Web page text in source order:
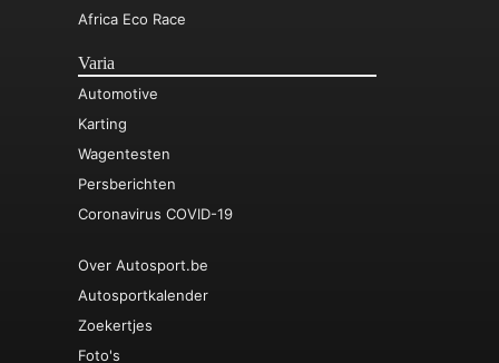
Africa Eco Race
Varia
Automotive
Karting
Wagentesten
Persberichten
Coronavirus COVID-19
Over Autosport.be
Autosportkalender
Zoekertjes
Foto's